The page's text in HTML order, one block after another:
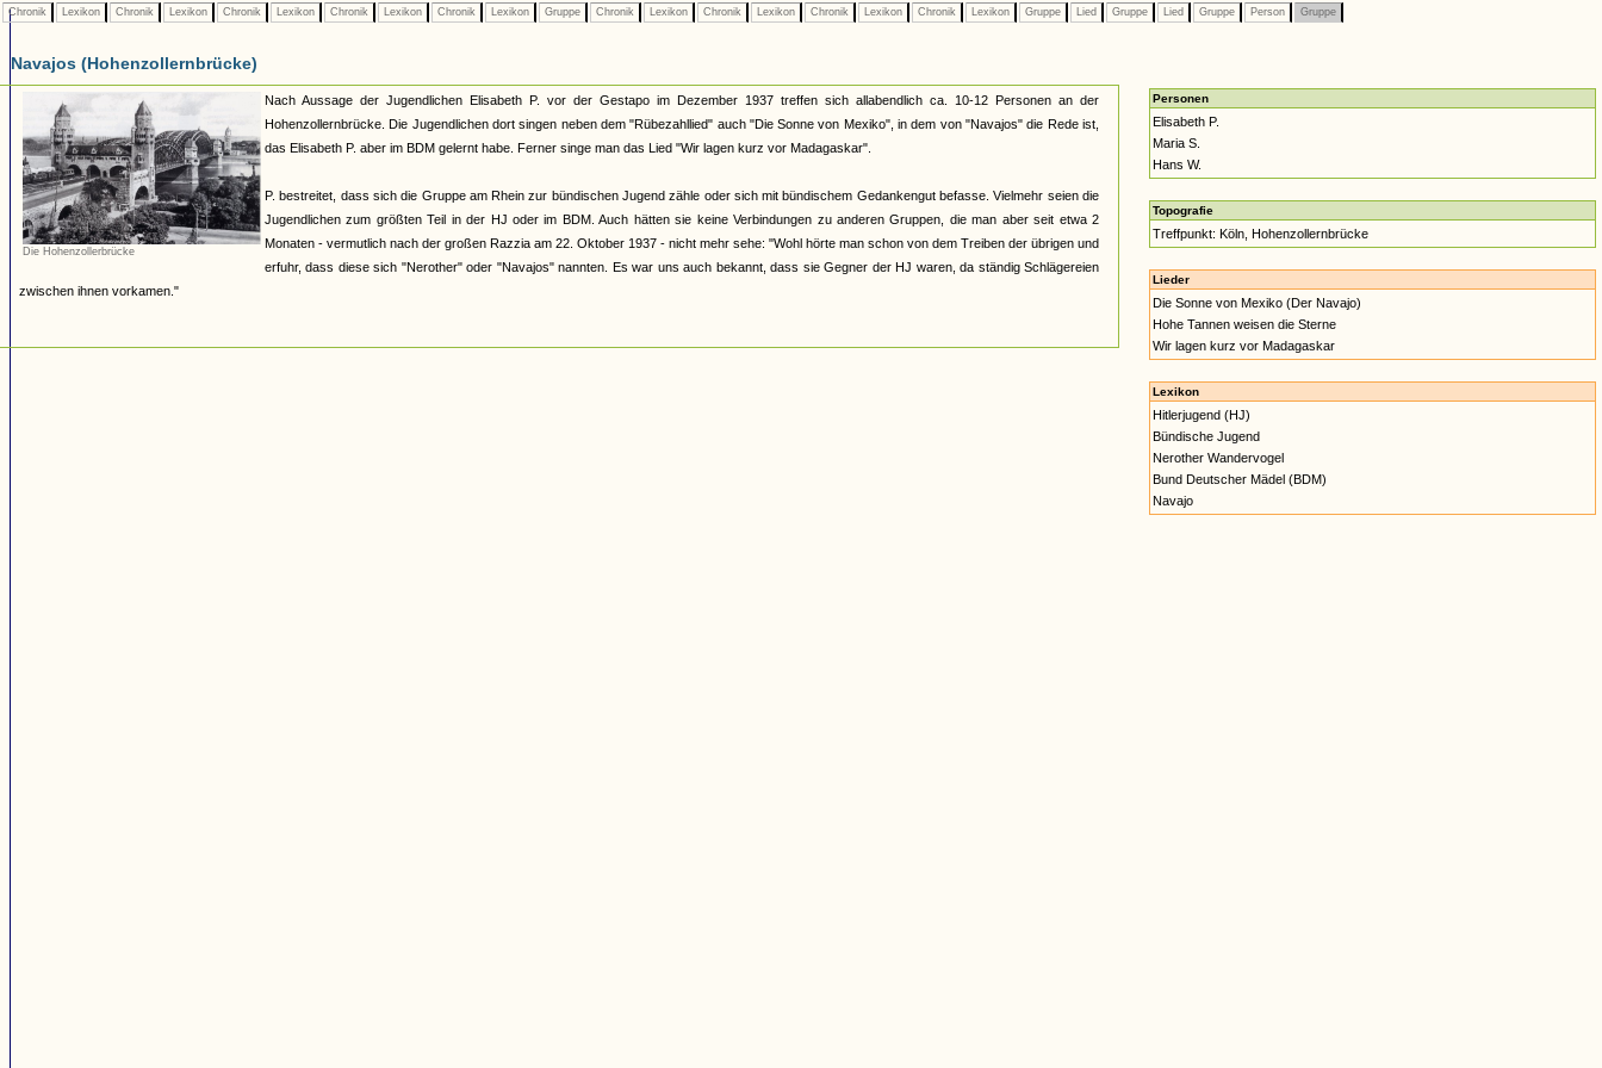
Chronik Lexikon Chronik Lexikon Chronik Lexikon Chronik Lexikon Chronik Lexikon Gruppe Chronik Lexikon Chronik Lexikon Chronik Lexikon Chronik Lexikon Gruppe Lied Gruppe Lied Gruppe Person Gruppe
Navajos (Hohenzollernbrücke)
Die Hohenzollerbrücke
Nach Aussage der Jugendlichen Elisabeth P. vor der Gestapo im Dezember 1937 treffen sich allabendlich ca. 10-12 Personen an der
Hohenzollernbrücke. Die Jugendlichen dort singen neben dem "Rübezahllied" auch "Die Sonne von Mexiko", in dem von "Navajos" die Rede ist,
das Elisabeth P. aber im BDM gelernt habe. Ferner singe man das Lied "Wir lagen kurz vor Madagaskar".
P. bestreitet, dass sich die Gruppe am Rhein zur bündischen Jugend zähle oder sich mit bündischem Gedankengut befasse. Vielmehr seien die
Jugendlichen zum größten Teil in der HJ oder im BDM. Auch hätten sie keine Verbindungen zu anderen Gruppen, die man aber seit etwa 2
Monaten - vermutlich nach der großen Razzia am 22. Oktober 1937 - nicht mehr sehe: "Wohl hörte man schon von dem Treiben der übrigen und
erfuhr, dass diese sich "Nerother" oder "Navajos" nannten. Es war uns auch bekannt, dass sie Gegner der HJ waren, da ständig Schlägereien
zwischen ihnen vorkamen."
Personen
Elisabeth P.
Maria S.
Hans W.
Topografie
Treffpunkt: Köln, Hohenzollernbrücke
Lieder
Die Sonne von Mexiko (Der Navajo)
Hohe Tannen weisen die Sterne
Wir lagen kurz vor Madagaskar
Lexikon
Hitlerjugend (HJ)
Bündische Jugend
Nerother Wandervogel
Bund Deutscher Mädel (BDM)
Navajo